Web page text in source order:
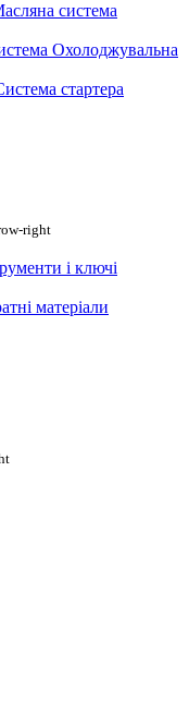
система
Охолоджувальна
стартера
і ключі
матеріали